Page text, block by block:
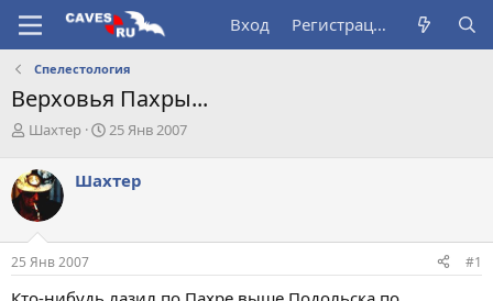
Вход Регистрация
Спелестология
Верховья Пахры...
А
т
о
р
т
е
м
Шахтер
Д
а
ч
25 Янв 2007
Шахтер
25 Янв 2007 #1